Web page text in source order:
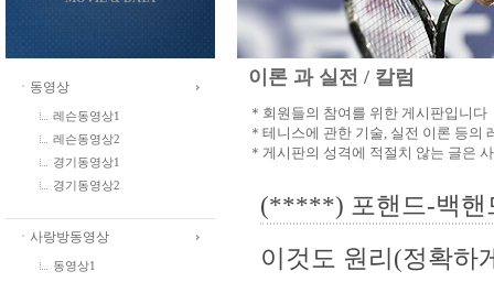
ㆍ동영상
레슨동영상1
레슨동영상2
경기동영상1
경기동영상2
ㆍ사랑방동영상
동영상1
이론 과 실전 / 칼럼
＊회원들의 참여를 위한 게시판입니다
＊테니스에 관한 기술, 실전 이론 등의
＊게시판의 성격에 적절치 않는 글은
(*****) 포핸드-백핸
이것도 원리(정확하